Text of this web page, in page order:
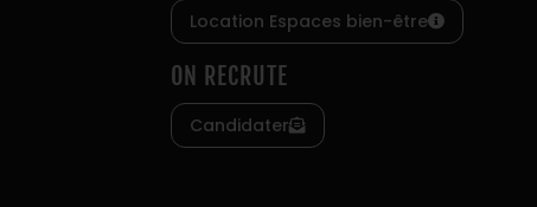
Location Espaces bien-être
ON RECRUTE
Candidater